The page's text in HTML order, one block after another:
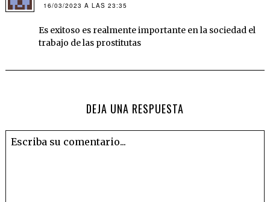
16/03/2023 A LAS 23:35
Es exitoso es realmente importante en la sociedad el
trabajo de las prostitutas
DEJA UNA RESPUESTA